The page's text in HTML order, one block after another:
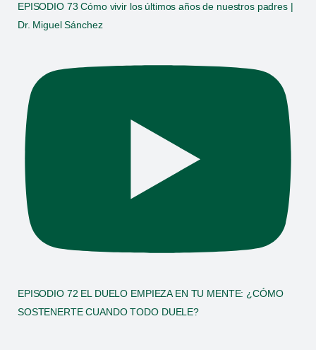
EPISODIO 73 Cómo vivir los últimos años de nuestros padres |
Dr. Miguel Sánchez
EPISODIO 72 EL DUELO EMPIEZA EN TU MENTE: ¿CÓMO
SOSTENERTE CUANDO TODO DUELE?